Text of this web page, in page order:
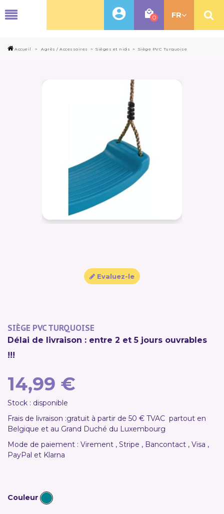
0 FR
Accueil > Agrès / Accessoires > Sièges et nids > Siège PVC Turquoise
Evaluez-le
SIÈGE PVC TURQUOISE
Délai de livraison : entre 2 et 5 jours ouvrables
!!!
14,99 €
Stock : disponible
Frais de livraison :gratuit à partir de 50 € TVAC partout en
Belgique et au Grand Duché du Luxembourg
Mode de paiement : Virement , Stripe , Bancontact , Visa ,
PayPal et Klarna
Couleur